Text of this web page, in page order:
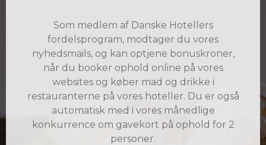
Som medlem af Danske Hotellers
fordelsprogram, modtager du vores
nyhedsmails, og kan optjene bonuskroner,
når du booker ophold online på vores
websites og køber mad og drikke i
restauranterne på vores hoteller. Du er også
automatisk med i vores månedlige
konkurrence om gavekort på ophold for 2
personer.